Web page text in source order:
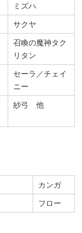
ミズハ
サクヤ
召喚の魔神タク
リタン
セーラ／チェイ
ニー
紗弓 他
カンガ
フロー